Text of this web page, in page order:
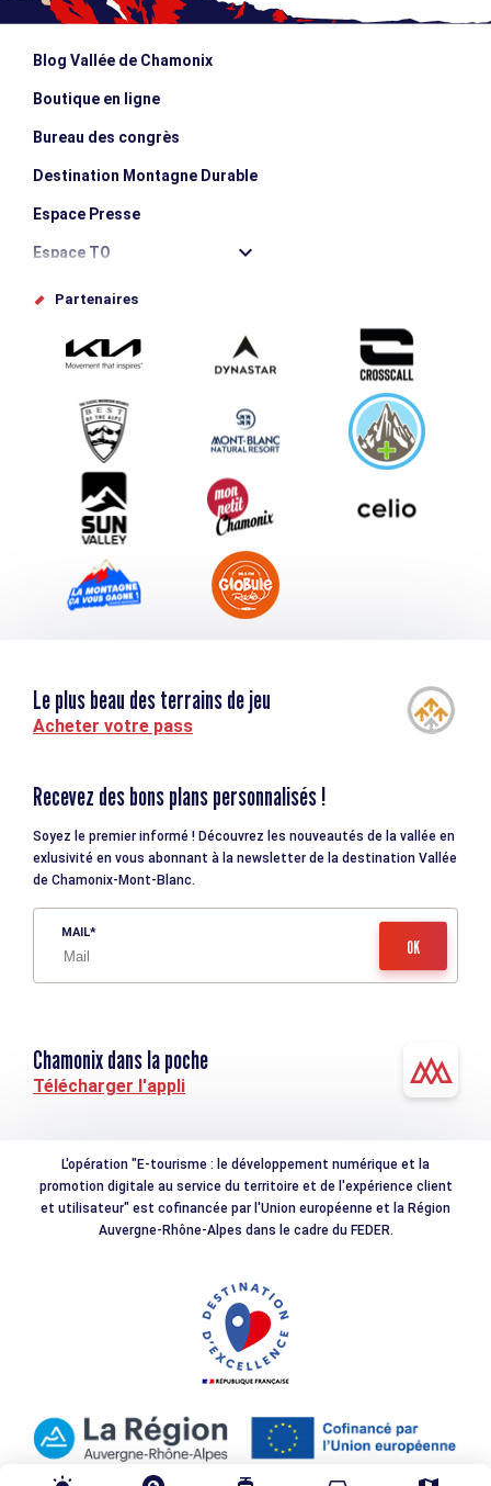
Blog Vallée de Chamonix
Boutique en ligne
Bureau des congrès
Destination Montagne Durable
Espace Presse
Espace TO
Offices de tourisme
Proposez votre évènement
Service groupes et séminaires
Téléchargements
Tourisme et handicap
Partenaires
Le plus beau des terrains de jeu
Acheter votre pass
Recevez des bons plans personnalisés !
Soyez le premier informé ! Découvrez les nouveautés de la vallée en
exlusivité en vous abonnant à la newsletter de la destination Vallée
de Chamonix-Mont-Blanc.
MAIL
Chamonix dans la poche
Télécharger l'appli
L'opération "E-tourisme : le développement numérique et la
promotion digitale au service du territoire et de l'expérience client
et utilisateur" est cofinancée par l'Union européenne et la Région
Auvergne-Rhône-Alpes dans le cadre du FEDER.